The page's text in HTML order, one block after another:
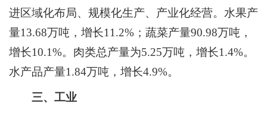
进区域化布局、规模化生产、产业化经营。 水果产
量1 3.68万吨，增长1 1 .2% ； 蔬菜产量90.98万吨，
增长10.1%。肉类总产量为5.25万吨， 增长1.4%。
水产品产量1.84万吨，增长4.9%。
三、工业